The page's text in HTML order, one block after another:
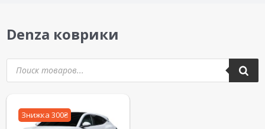
Denza коврики
Знижка 300₴